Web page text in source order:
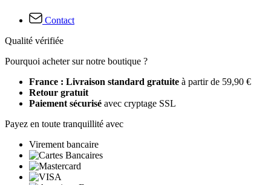
Contact
Qualité vérifiée
Pourquoi acheter sur notre boutique ?
France : Livraison standard gratuite à partir de 59,90 €
Retour gratuit
Paiement sécurisé avec cryptage SSL
Payez en toute tranquillité avec
Virement bancaire